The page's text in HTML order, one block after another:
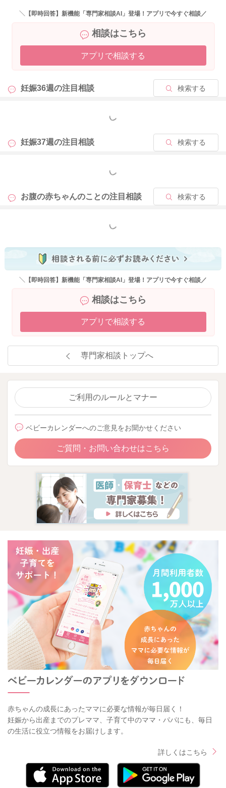
2023/4/14 7:40
＼【即時回答】新機能「専門家相談AI」登場！アプリで今すぐ相談／
相談はこちら
アプリで相談する
妊娠36週の注目相談 検索する
もっと見る
妊娠37週の注目相談 検索する
もっと見る
お腹の赤ちゃんのことの注目相談 検索する
もっと見る
＼【即時回答】新機能「専門家相談AI」登場！アプリで今すぐ相談／
相談はこちら
アプリで相談する
専門家相談トップへ
ご利用のルールとマナー
ベビーカレンダーへのご意見をお聞かせください
ご質問・お問い合わせはこちら
赤ちゃんの成長にあったママに必要な情報が毎日届く！
妊娠から出産までのプレママ、子育て中のママ・パパにも、毎日
の生活に役立つ情報をお届けします。
詳しくはこちら